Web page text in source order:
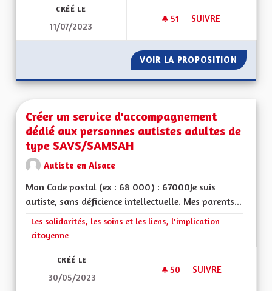
CRÉÉ LE
11/07/2023
51 51 ABONNÉS
SUIVRE
VOIR LA PROPOSITION
Créer un service d'accompagnement
dédié aux personnes autistes adultes de
type SAVS/SAMSAH
Autiste en Alsace
Mon Code postal (ex : 68 000) : 67000Je suis
autiste, sans déficience intellectuelle. Mes parents...
Filtrer les résultats de la catégorie : Les solidarités, les soins
Les solidarités, les soins et les liens, l'implication
citoyenne
CRÉÉ LE
30/05/2023
50 50 ABONNÉS
SUIVRE